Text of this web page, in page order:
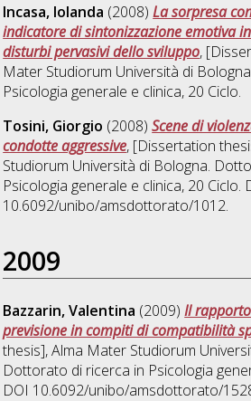
Incasa, Iolanda (2008)La sorpresa
indicatore di sintonizzazione emotiva
disturbi pervasivi dello sviluppo,
Mater Studiorum Università di
Psicologia generale e clinica, 20 Ciclo.
Tosini, Giorgio (2008)Scene di
condotte aggressive, [Dissertation
Studiorum Università di Bologna.
Psicologia generale e clinica, 20 Ciclo.
10.6092/unibo/amsdottorato/1012.
2009
Bazzarin, Valentina (2009)Il
previsione in compiti di compatibilità
thesis], Alma Mater Studiorum
Dottorato di ricerca in Psicologia
DOI 10.6092/unibo/amsdottorato/